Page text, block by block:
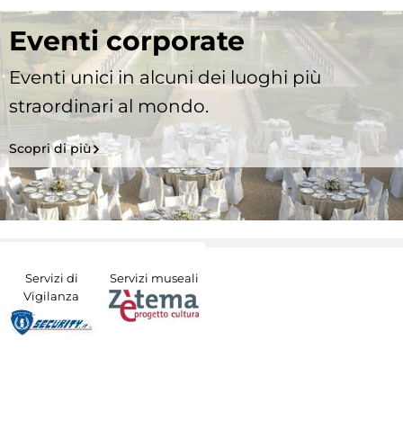
Eventi corporate
Eventi unici in alcuni dei luoghi più
straordinari al mondo.
Scopri di più
Servizi di
Vigilanza
Servizi museali